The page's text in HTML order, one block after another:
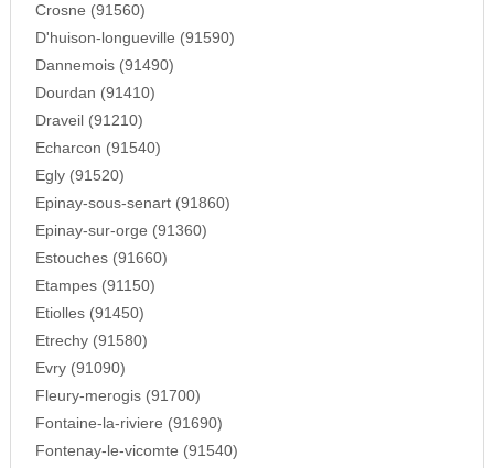
Crosne (91560)
D'huison-longueville (91590)
Dannemois (91490)
Dourdan (91410)
Draveil (91210)
Echarcon (91540)
Egly (91520)
Epinay-sous-senart (91860)
Epinay-sur-orge (91360)
Estouches (91660)
Etampes (91150)
Etiolles (91450)
Etrechy (91580)
Evry (91090)
Fleury-merogis (91700)
Fontaine-la-riviere (91690)
Fontenay-le-vicomte (91540)